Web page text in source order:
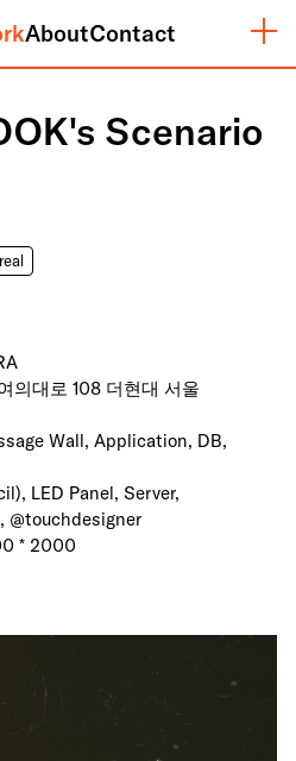
AboutContact
Scenario
의대로 108 더현대 서울
Wall, Application, DB,
LED Panel, Server,
@touchdesigner
* 2000